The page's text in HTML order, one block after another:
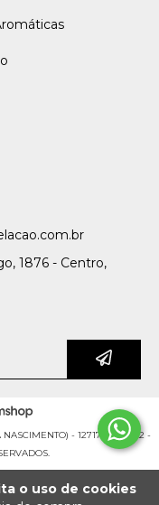
o uso de cookies
1876 - Centro,
- 12717361000132 -